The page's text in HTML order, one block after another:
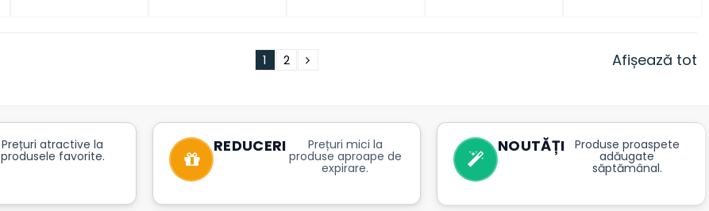
Afișează tot
1 2
Prețuri atractive la
produsele favorite.
REDUCERI Prețuri mici la
produse aproape de
expirare.
NOUTĂȚI Produse proaspete
adăugate
săptămânal.